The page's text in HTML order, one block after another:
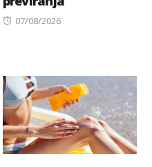
Posted
07/08/2026